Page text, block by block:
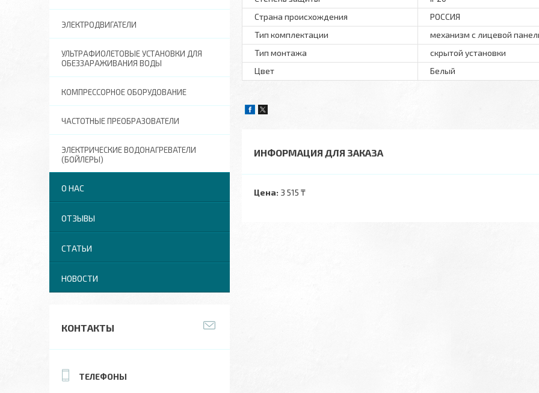
Страна происхождения
РОССИЯ
Тип комплектации
механизм с лицевой
Тип монтажа
скрытой установки
Цвет
Белый
ИНФОРМАЦИЯ ДЛЯ ЗАКАЗА
Цена: 3 515 ₸
ЭЛЕКТРОДВИГАТЕЛИ
УЛЬТРАФИОЛЕТОВЫЕ УСТАНОВКИ ДЛЯ
ОБЕЗЗАРАЖИВАНИЯ ВОДЫ
КОМПРЕССОРНОЕ ОБОРУДОВАНИЕ
ЧАСТОТНЫЕ ПРЕОБРАЗОВАТЕЛИ
ЭЛЕКТРИЧЕСКИЕ ВОДОНАГРЕВАТЕЛИ
(БОЙЛЕРЫ)
О НАС
ОТЗЫВЫ
СТАТЬИ
НОВОСТИ
КОНТАКТЫ